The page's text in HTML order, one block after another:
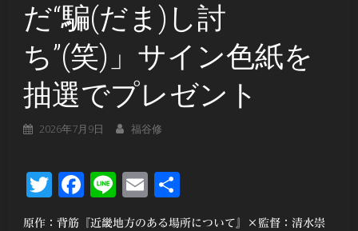
だ“騙(だま)し討
ち”(笑)」サイン色紙を
抽選でプレゼント
2026年7月9日 福谷修
Twitter
Facebook
LineEmail
原作：背筋『近畿地方のある場所について』×監督：清水崇